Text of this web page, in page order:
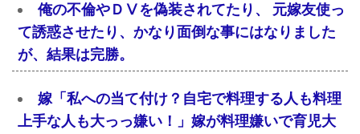
俺の不倫やＤⅤを偽装されてたり、 元嫁友使っ
て誘惑させたり、かなり面倒な事にはなりました
が、結果は完勝。
嫁「私への当て付け？自宅で料理する人も料理
上手な人も大っっ嫌い！」嫁が料理嫌いで育児大